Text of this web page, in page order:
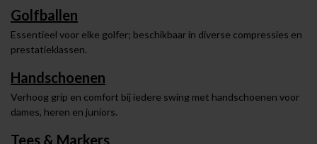
Golfballen
Essentieel voor elke golfer; beschikbaar in diverse compressies en
prestatieklassen.
Handschoenen
Verhoog grip en comfort bij iedere swing met handschoenen voor
dames, heren en juniors.
Tees & Markers